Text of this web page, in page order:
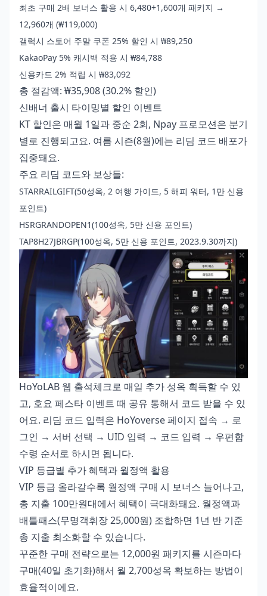
최초 구매 2배 보너스 활용 시 6,480+1,600개 패키지 →
12,960개 (₩119,000)
갤럭시 스토어 주말 쿠폰 25% 할인 시 ₩89,250
KakaoPay 5% 캐시백 적용 시 ₩84,788
신용카드 2% 적립 시 ₩83,092
총 절감액: ₩35,908 (30.2% 할인)
신배너 출시 타이밍별 할인 이벤트
KT 할인은 매월 1일과 중순 2회, Npay 프로모션은 분기
별로 진행되고요. 여름 시즌(8월)에는 리딤 코드 배포가
집중돼요.
주요 리딤 코드와 보상들:
STARRAILGIFT(50성옥, 2 여행 가이드, 5 해피 워터, 1만 신용
포인트)
HSRGRANDOPEN1(100성옥, 5만 신용 포인트)
TAP8H27JBRGP(100성옥, 5만 신용 포인트, 2023.9.30까지)
HoYoLAB 웹 출석체크로 매일 추가 성옥 획득할 수 있
고, 호요 페스타 이벤트 때 공유 통해서 코드 받을 수 있
어요. 리딤 코드 입력은 HoYoverse 페이지 접속 → 로
그인 → 서버 선택 → UID 입력 → 코드 입력 → 우편함
수령 순서로 하시면 됩니다.
VIP 등급별 추가 혜택과 월정액 활용
VIP 등급 올라갈수록 월정액 구매 시 보너스 늘어나고,
총 지출 100만원대에서 혜택이 극대화돼요. 월정액과
배틀패스(무명객휘장 25,000원) 조합하면 1년 반 기준
총 지출 최소화할 수 있습니다.
꾸준한 구매 전략으로는 12,000원 패키지를 시즌마다
구매(40일 초기화)해서 월 2,700성옥 확보하는 방법이
효율적이에요.